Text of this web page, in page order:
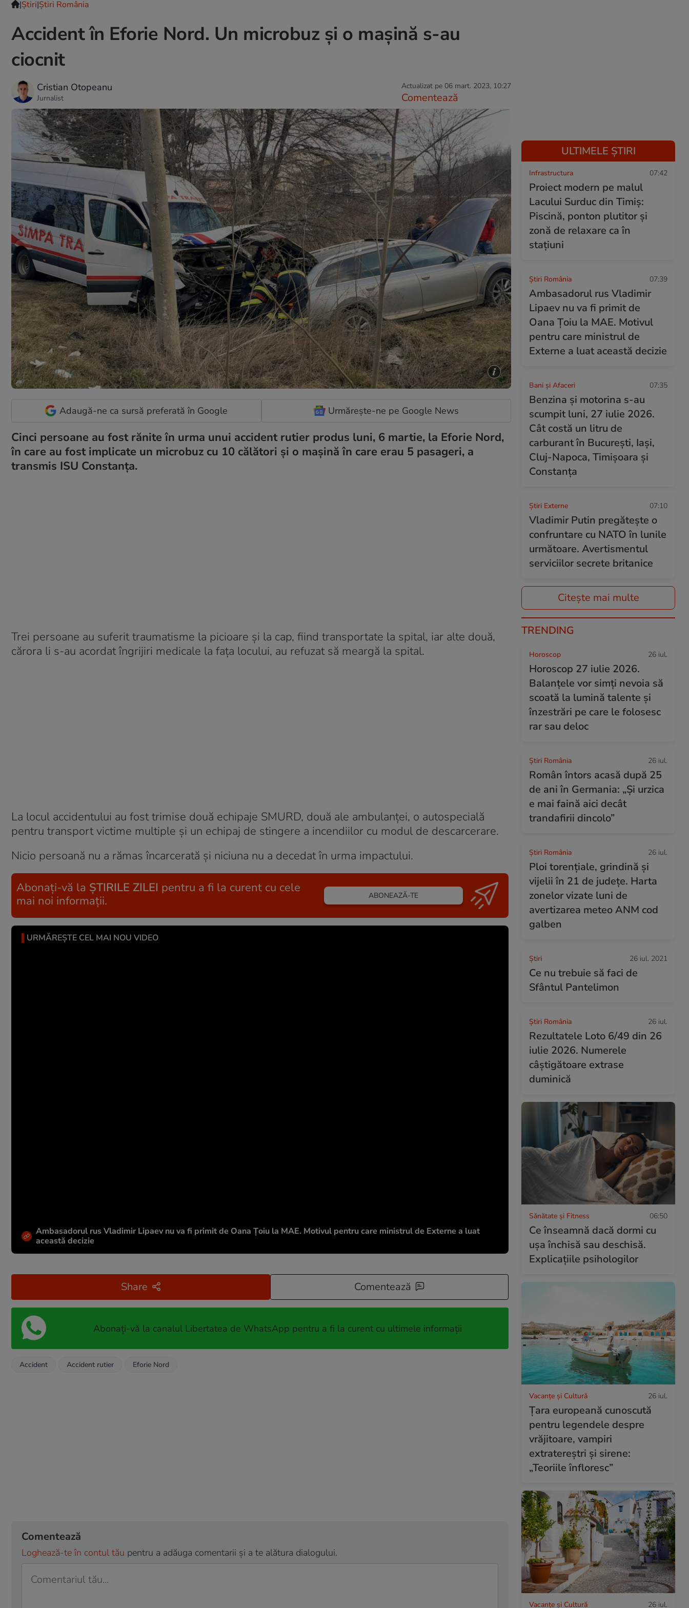
|Ştiri|Știri România
Accident în Eforie Nord. Un microbuz şi o mașină s-au
ciocnit
Cristian Otopeanu
Jurnalist
Actualizat pe 06 mart. 2023, 10:27
Comentează
Adaugă-ne ca sursă preferată în Google Urmărește-ne pe Google News
Cinci persoane au fost rănite în urma unui accident rutier produs luni, 6 martie, la Eforie Nord,
în care au fost implicate un microbuz cu 10 călători şi o mașină în care erau 5 pasageri, a
transmis ISU Constanța.
Trei persoane au suferit traumatisme la picioare și la cap, fiind transportate la spital, iar alte două,
cărora li s-au acordat îngrijiri medicale la faţa locului, au refuzat să meargă la spital.
La locul accidentului au fost trimise două echipaje SMURD, două ale ambulanței, o autospecială
pentru transport victime multiple şi un echipaj de stingere a incendiilor cu modul de descarcerare.
Nicio persoană nu a rămas încarcerată și niciuna nu a decedat în urma impactului.
Abonați-vă la ȘTIRILE ZILEI pentru a fi la curent cu cele
mai noi informații.
ABONEAZĂ-TE
URMĂREȘTE CEL MAI NOU VIDEO
Ambasadorul rus Vladimir Lipaev nu va fi primit de Oana Țoiu la MAE. Motivul pentru care ministrul de Externe a luat
această decizie
Share Comentează
Abonați-vă la canalul Libertatea de WhatsApp pentru a fi la curent cu ultimele informații
Accident Accident rutier Eforie Nord
Comentează
Loghează-te în contul tău pentru a adăuga comentarii și a te alătura dialogului.
ULTIMELE ȘTIRI
Infrastructura 07:42
Proiect modern pe malul
Lacului Surduc din Timiș:
Piscină, ponton plutitor și
zonă de relaxare ca în
stațiuni
Știri România 07:39
Ambasadorul rus Vladimir
Lipaev nu va fi primit de
Oana Țoiu la MAE. Motivul
pentru care ministrul de
Externe a luat această decizie
Bani și Afaceri 07:35
Benzina și motorina s-au
scumpit luni, 27 iulie 2026.
Cât costă un litru de
carburant în București, Iași,
Cluj-Napoca, Timișoara și
Constanța
Știri Externe 07:10
Vladimir Putin pregătește o
confruntare cu NATO în lunile
următoare. Avertismentul
serviciilor secrete britanice
Citește mai multe
TRENDING
Horoscop 26 iul.
Horoscop 27 iulie 2026.
Balanțele vor simți nevoia să
scoată la lumină talente și
înzestrări pe care le folosesc
rar sau deloc
Știri România 26 iul.
Român întors acasă după 25
de ani în Germania: „Și urzica
e mai faină aici decât
trandafirii dincolo”
Știri România 26 iul.
Ploi torențiale, grindină și
vijelii în 21 de județe. Harta
zonelor vizate luni de
avertizarea meteo ANM cod
galben
Ştiri 26 iul. 2021
Ce nu trebuie să faci de
Sfântul Pantelimon
Știri România 26 iul.
Rezultatele Loto 6/49 din 26
iulie 2026. Numerele
câștigătoare extrase
duminică
Sănătate și Fitness 06:50
Ce înseamnă dacă dormi cu
ușa închisă sau deschisă.
Explicațiile psihologilor
Vacanțe și Cultură 26 iul.
Țara europeană cunoscută
pentru legendele despre
vrăjitoare, vampiri
extratereștri și sirene:
„Teoriile înfloresc”
Vacanțe și Cultură 26 iul.